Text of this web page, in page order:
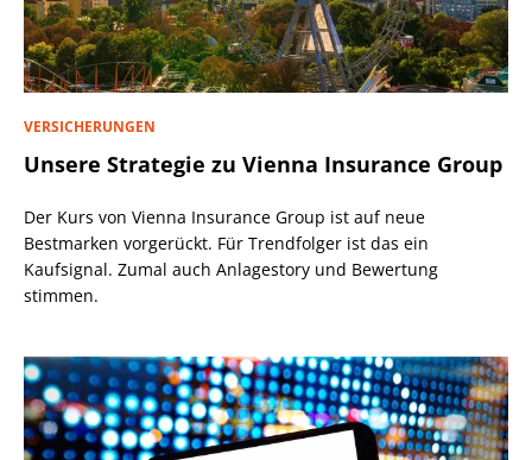
VERSICHERUNGEN
Unsere Strategie zu Vienna Insurance Group
Der Kurs von Vienna Insurance Group ist auf neue
Bestmarken vorgerückt. Für Trendfolger ist das ein
Kaufsignal. Zumal auch Anlagestory und Bewertung
stimmen.